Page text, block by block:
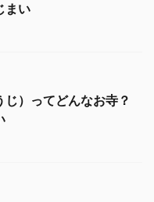
まい
）ってどんなお寺？